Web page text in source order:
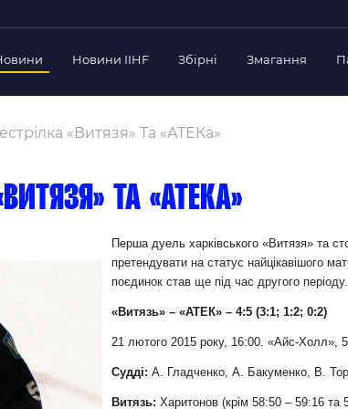
Федерації
документи
Федерації
Новини IIHF Збірні
Склад Збірної
Календар Матчів
Україна U-18
Склад Збірної
Тренерський Штаб
Календар Матчів
Змагання
«Витязя» Та «АТЕКа»
та «АТЕКа»
Перша дуель харківського «Витязя» та
претендувати на статус найцікавішого
поєдинок став ще під час другого періоду.
«Витязь» – «АТЕК» – 4:5 (3:1; 1:2; 0:2)
21 лютого 2015 року, 16:00. «Айс-Холл»,
Судді: А. Гладченко, А. Бакуменко, В.
Витязь: Харитонов (крім 58:50 –59:16 та